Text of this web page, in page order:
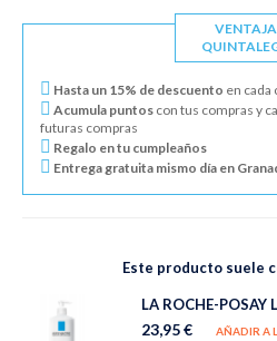
Hasta un 15% de descuento en cada
Acumula puntos con tus compras y
futuras compras
Regalo en tu cumpleaños
Entrega gratuita mismo día en
Este producto suele
LA ROCHE-POSAY
23,95 € AÑADIR A